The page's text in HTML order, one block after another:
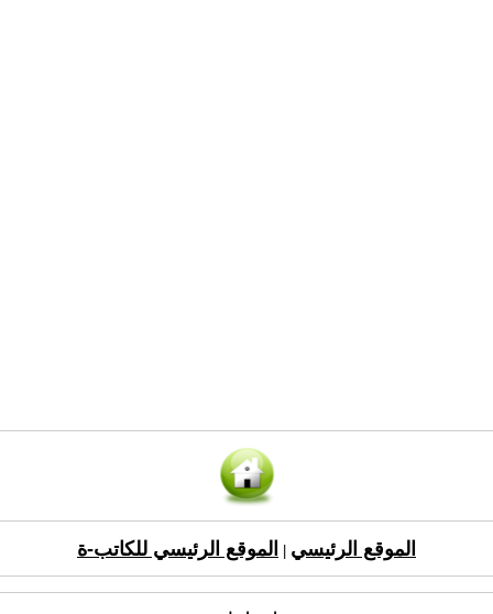
الموقع الرئيسي الموقع الرئيسي للكاتب-ة